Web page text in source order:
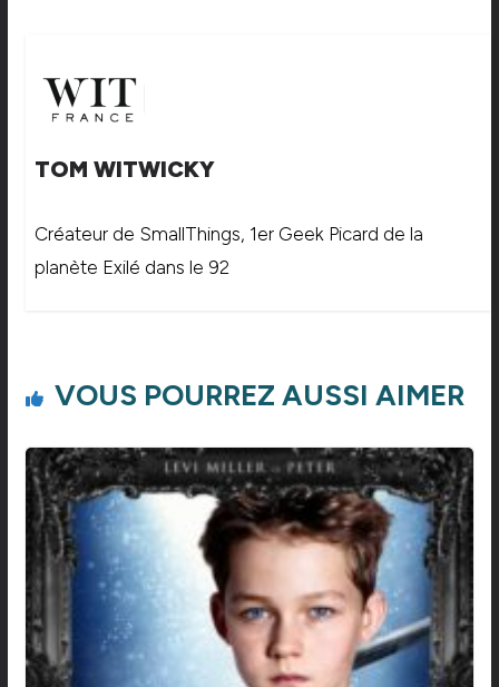
TOM WITWICKY
Créateur de SmallThings, 1er Geek Picard de la
planète Exilé dans le 92
VOUS POURREZ AUSSI AIMER